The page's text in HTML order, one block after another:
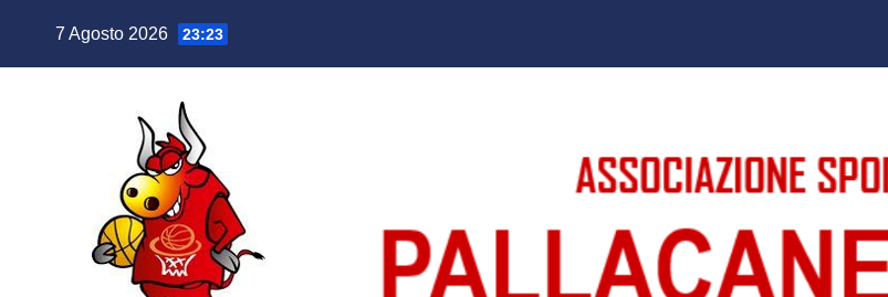
7 Agosto 2026 23:23